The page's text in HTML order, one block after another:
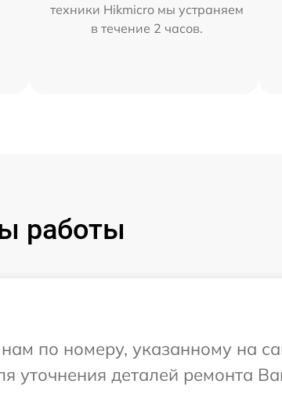
техники Hikmicro мы устраняем
в течение 2 часов.
работы
по номеру, указанному на
уточнения деталей ремонта